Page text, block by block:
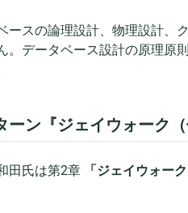
ースの論理設計、物理設計、
。データベース設計の原理原
ン『ジェイウォーク（
田氏は第2章 「ジェイウォー